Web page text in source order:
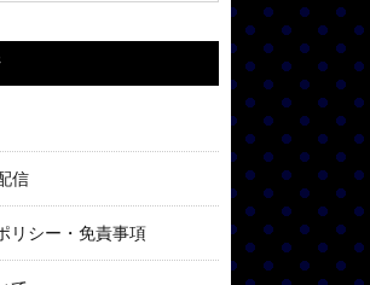
信
リシー・免責事項